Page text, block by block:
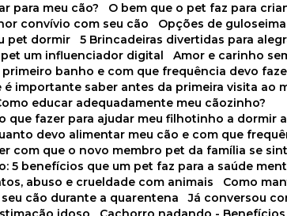
para meu cão?
O bem que o pet faz para
convívio com seu cão
Opções de
pet dormir
5 Brincadeiras divertidas para
pet um influenciador digital
Amor e carinho
primeiro banho e com que frequência devo
é importante saber antes da primeira visita ao
educar adequadamente meu cãozinho?
que fazer para ajudar meu filhotinho a dormir
devo alimentar meu cão e com que
com que o novo membro pet da família se
5 benefícios que um pet faz para a saúde
abuso e crueldade com animais
Como
cão durante a quarentena
Já conversou